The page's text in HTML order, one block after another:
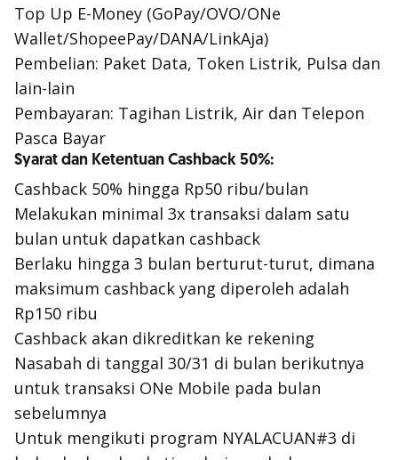
Top Up E-Money (GoPay/OVO/ONe
Wallet/ShopeePay/DANA/LinkAja)
Pembelian: Paket Data, Token Listrik, Pulsa dan
lain-lain
Pembayaran: Tagihan Listrik, Air dan Telepon
Pasca Bayar
Syarat dan Ketentuan Cashback 50%:
Cashback 50% hingga Rp50 ribu/bulan
Melakukan minimal 3x transaksi dalam satu
bulan untuk dapatkan cashback
Berlaku hingga 3 bulan berturut-turut, dimana
maksimum cashback yang diperoleh adalah
Rp150 ribu
Cashback akan dikreditkan ke rekening
Nasabah di tanggal 30/31 di bulan berikutnya
untuk transaksi ONe Mobile pada bulan
sebelumnya
Untuk mengikuti program NYALACUAN#3 di